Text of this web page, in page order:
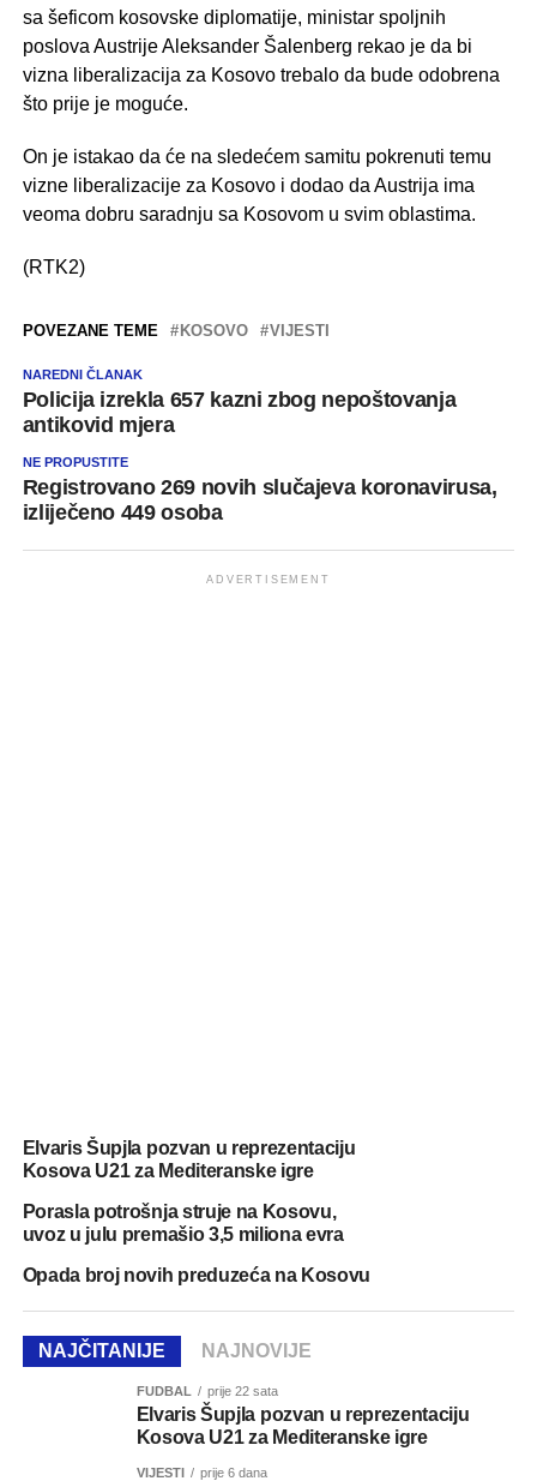
sa šeficom kosovske diplomatije, ministar spoljnih
poslova Austrije Aleksander Šalenberg rekao je da bi
vizna liberalizacija za Kosovo trebalo da bude odobrena
što prije je moguće.
On je istakao da će na sledećem samitu pokrenuti temu
vizne liberalizacije za Kosovo i dodao da Austrija ima
veoma dobru saradnju sa Kosovom u svim oblastima.
(RTK2)
POVEZANE TEME KOSOVO VIJESTI
NAREDNI ČLANAK
Policija izrekla 657 kazni zbog nepoštovanja
antikovid mjera
NE PROPUSTITE
Registrovano 269 novih slučajeva koronavirusa,
izliječeno 449 osoba
ADVERTISEMENT
Elvaris Šupjla pozvan u reprezentaciju
Kosova U21 za Mediteranske igre
Porasla potrošnja struje na Kosovu,
uvoz u julu premašio 3,5 miliona evra
Opada broj novih preduzeća na Kosovu
NAJČITANIJE NAJNOVIJE
FUDBAL prije 22 sata
Elvaris Šupjla pozvan u reprezentaciju
Kosova U21 za Mediteranske igre
VIJESTI prije 6 dana